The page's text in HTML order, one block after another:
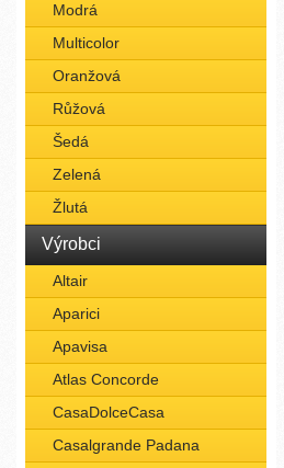
Modrá
Multicolor
Oranžová
Růžová
Šedá
Zelená
Žlutá
Výrobci
Altair
Aparici
Apavisa
Atlas Concorde
CasaDolceCasa
Casalgrande Padana